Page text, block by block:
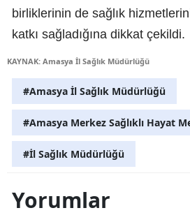
birliklerinin de sağlık
katkı sağladığına dikkat çekildi.
KAYNAK: Amasya İl Sağlık Müdürlüğü
#Amasya İl Sağlık Müdürlüğü
#Amasya Merkez Sağlıklı Hayat
#İl Sağlık Müdürlüğü
Yorumlar